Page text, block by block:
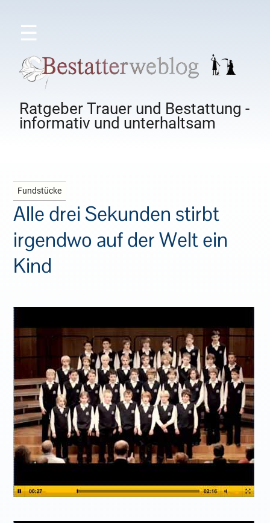
☰
Ratgeber Trauer und Bestattung -
informativ und unterhaltsam
Fundstücke
Alle drei Sekunden stirbt
irgendwo auf der Welt ein
Kind